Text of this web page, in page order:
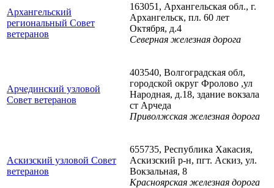
Архангельский
региональный Совет
ветеранов
163051, Архангельская обл., г.
Архангельск, пл. 60 лет
Октября, д.4
Северная железная дорога
Арчединский узловой
Совет ветеранов
403540, Волгоградская обл,
городской округ Фролово ,ул
Народная, д.18, здание вокзала
ст Арчеда
Приволжская железная дорога
Аскизский узловой Совет
ветеранов
655735, Республика Хакасия,
Аскизский р-н, пгт. Аскиз, ул.
Вокзальная, 8
Красноярская железная дорога